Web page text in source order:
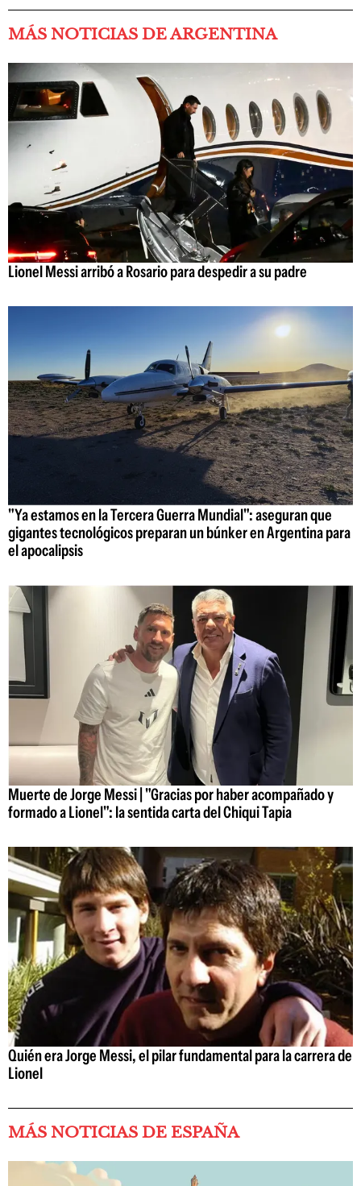
MÁS NOTICIAS DE ARGENTINA
Lionel Messi arribó a Rosario para despedir a su padre
"Ya estamos en la Tercera Guerra Mundial": aseguran que
gigantes tecnológicos preparan un búnker en Argentina para
el apocalipsis
Muerte de Jorge Messi | "Gracias por haber acompañado y
formado a Lionel": la sentida carta del Chiqui Tapia
Quién era Jorge Messi, el pilar fundamental para la carrera de
Lionel
MÁS NOTICIAS DE ESPAÑA